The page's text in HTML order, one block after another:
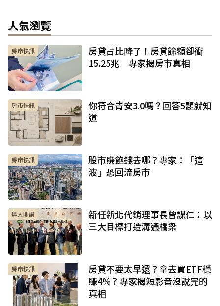
人氣瀏覽
房市快訊
房貸占比降了！房貸餘額卻衝
15.25兆 專家揭房市真相
房市快訊
你符合青安3.0嗎？回答5題就知
道
房市快訊
股市賺飽錢去哪？專家：「這
波」恐回流房市
達人開講
新任新北代銷理事長曾謀仁：以
三大目標打造溝通橋梁
房市快訊
房貸不要太早還？拿去買ETF穩
賺4%？專家揭短影音沒說完的
真相